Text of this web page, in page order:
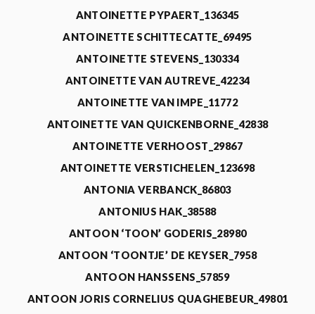
ANTOINETTE PYPAERT_136345
ANTOINETTE SCHITTECATTE_69495
ANTOINETTE STEVENS_130334
ANTOINETTE VAN AUTREVE_42234
ANTOINETTE VAN IMPE_11772
ANTOINETTE VAN QUICKENBORNE_42838
ANTOINETTE VERHOOST_29867
ANTOINETTE VERSTICHELEN_123698
ANTONIA VERBANCK_86803
ANTONIUS HAK_38588
ANTOON ‘TOON’ GODERIS_28980
ANTOON ‘TOONTJE’ DE KEYSER_7958
ANTOON HANSSENS_57859
ANTOON JORIS CORNELIUS QUAGHEBEUR_49801